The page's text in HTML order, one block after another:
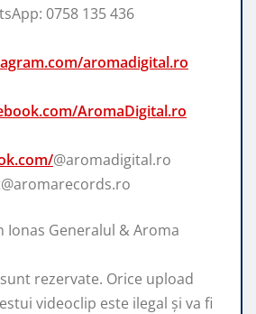
0758 135 436
aromadigital.ro
AromaDigital.ro
@aromadigital.ro
Ionas Generalul & Aroma
rezervate. Orice upload
videoclip este ilegal și va fi